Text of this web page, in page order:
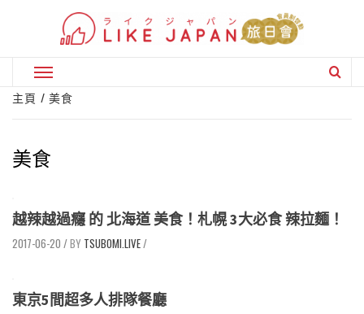
Primary
Menu
主頁 美食
美食
越辣越過癮 的 北海道 美食！札幌 3大必食 辣拉麵！
2017-06-20 / TSUBOMI.LIVE/
東京5間超多人排隊餐廳